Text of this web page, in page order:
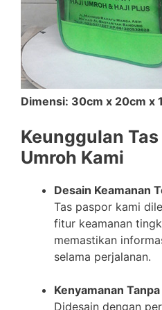
Dimensi: 30cm x 20cm x
Keunggulan
Umroh Kami
Desain Keamanan
Tas paspor kami
fitur keamanan
memastikan
selama perjalanan.
Kenyamanan
Didesain dengan